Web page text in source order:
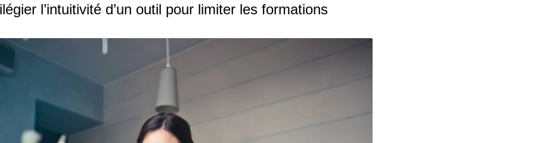
l’intuitivité d’un outil pour limiter les formations